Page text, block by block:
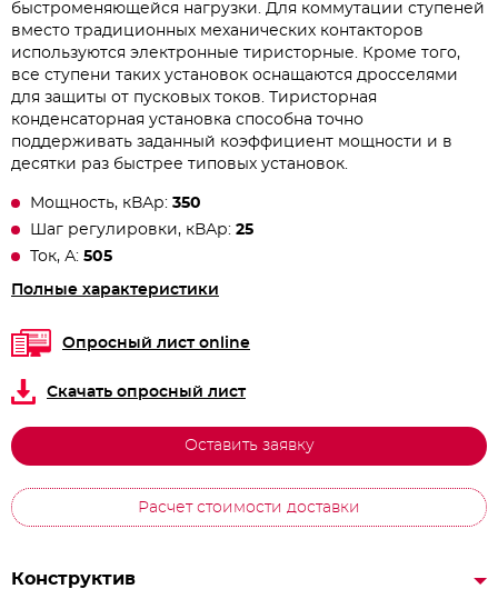
быстроменяющейся нагрузки. Для коммутации ступеней
вместо традиционных механических контакторов
используются электронные тиристорные. Кроме того,
все ступени таких установок оснащаются дросселями
для защиты от пусковых токов. Тиристорная
конденсаторная установка способна точно
поддерживать заданный коэффициент мощности и в
десятки раз быстрее типовых установок.
Мощность, кВАр: 350
Шаг регулировки, кВАр: 25
Ток, А: 505
Полные характеристики
Опросный лист online
Скачать опросный лист
Оставить заявку
Расчет стоимости доставки
Конструктив